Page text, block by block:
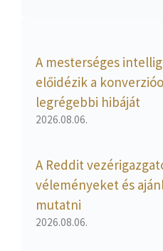
A mesterséges
előidézik a
legrégebbi hibáját
2026.08.06.
A Reddit
véleményeket és
mutatni
2026.08.06.